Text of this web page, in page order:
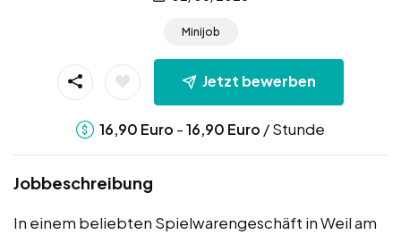
Minijob
Jetzt bewerben
16,90 Euro -16,90 Euro / Stunde
Jobbeschreibung
In einem beliebten Spielwarengeschäft in Weil am